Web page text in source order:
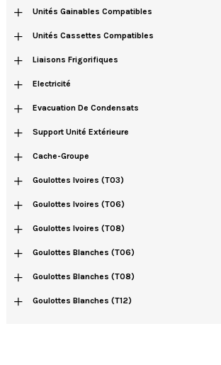
+ Unités Gainables Compatibles
+ Unités Cassettes Compatibles
+ Liaisons Frigorifiques
+ Electricité
+ Evacuation De Condensats
+ Support Unité Extérieure
+ Cache-Groupe
+ Goulottes Ivoires (T03)
+ Goulottes Ivoires (T06)
+ Goulottes Ivoires (T08)
+ Goulottes Blanches (T06)
+ Goulottes Blanches (T08)
+ Goulottes Blanches (T12)